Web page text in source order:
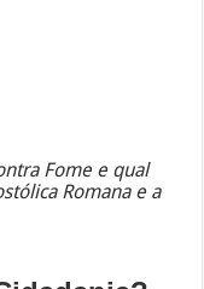
Fome e qual
Romana e a